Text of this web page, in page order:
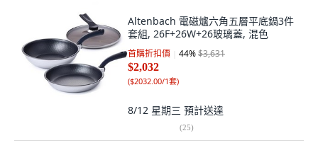
Altenbach 電磁爐六角五層平底鍋3件
套組, 26F+26W+26玻璃蓋, 混色
首購折扣價 44%$3,631
$2,032
($2032.00/1套)
8/12 星期三 預計送達
(25)